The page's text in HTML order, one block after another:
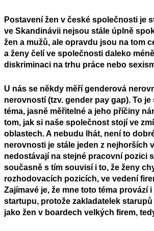
Postavení žen v české společnosti je
ve Skandinávii nejsou stále úplně
žen a mužů, ale opravdu jsou na tom
a ženy čelí ve společnosti daleko
diskriminaci na trhu práce nebo
U nás se někdy měří genderová
nerovností (tzv. gender pay gap). To
téma, jasně měřitelné a jeho příčiny
tom, jak si naše společnost stojí ve zmí
oblastech. A nebudu lhát, není to
nerovnosti je stále jeden z nejhorších
nedostávají na stejné pracovní pozici
současně s tím souvisí i to, že ženy
rozhodovacích pozicích, ve vedení
Zajímavé je, že mne toto téma provází
startupu, protože zakladatelek
jako žen v boardech velkých firem,